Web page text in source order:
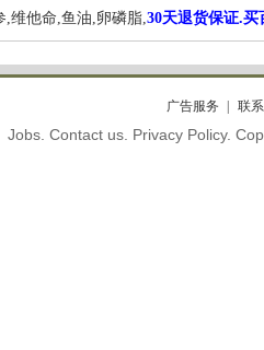
,维他命,鱼油,卵磷脂,30天退货保证.买
广告服务 联
Jobs. Contact us. Privacy Policy.